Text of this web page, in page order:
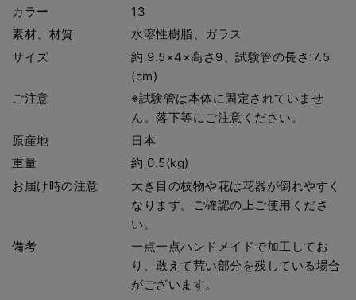
カラー
13
素材、材質
水溶性樹脂、ガラス
サイズ
約 9.5×4×高さ9、試験管の長さ:7.5
(cm)
ご注意
※試験管は本体に固定されていませ
ん。落下等にご注意ください。
原産地
日本
重量
約 0.5(kg)
お届け時の注意
大き目の枝物や花は花器が倒れやすく
なります。ご確認の上ご使用くださ
い。
備考
一点一点ハンドメイドで加工してお
り、敢えて荒い部分を残している場合
がございます。